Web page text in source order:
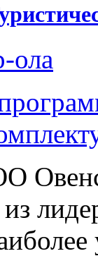
ола
из